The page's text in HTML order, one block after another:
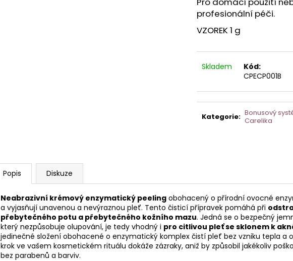
profesionální péči.
VZOREK 1 g
Skladem
Kód:
CPECP001B
Kategorie: Bonusový
Carelika
Popis Diskuze
Neabrazivní krémový enzymatický peeling obohacený o přírodní ovocné
a vyjasňují unavenou a nevýraznou pleť. Tento čisticí přípravek pomáhá při
přebytečného potu a přebytečného kožního mazu. Jedná se o bezpečný
který nezpůsobuje olupování, je tedy vhodný i pro citlivou pleť se sklonem k
jedinečné složení obohacené o enzymatický komplex čistí pleť bez vzniku tepla a
krok ve vašem kosmetickém rituálu dokáže zázraky, aniž by způsobil jakékoliv
bez parabenů a barviv.
DERMALIGHT A DERMAQUATRO
NÁSTAVCE/BBGLOW